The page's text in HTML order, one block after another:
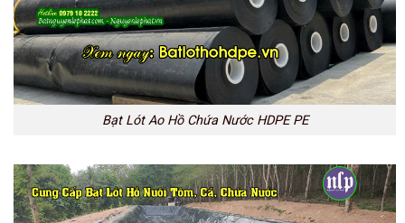
Bạt Lót Ao Hồ Chứa Nước HDPE PE